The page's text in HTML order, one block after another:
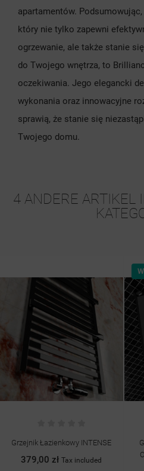
apartamentów.
który nie tylko zapewni
ogrzewanie, ale także stanie
do Twojego wnętrza, to
oczekiwania. Jego elegancki
wykonania oraz innowacyjne
sprawią, że stanie się
Twojego domu.
4 ANDERE ARTIKEL
Grzejnik Łazienkowy INTENSE
379,00 złTax included